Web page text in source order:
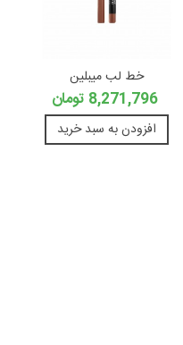
خط لب میبلین
8,271,796 تومان
افزودن به سبد خرید